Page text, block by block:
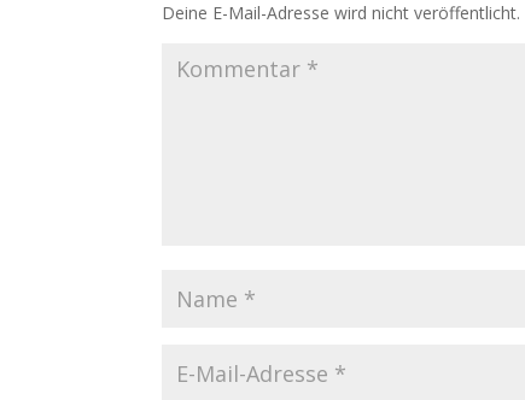
Deine E-Mail-Adresse wird nicht veröffentlicht.